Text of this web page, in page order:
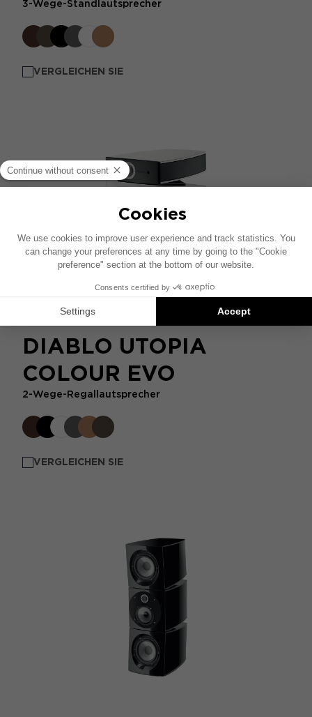
3-Wege-Standlautsprecher
VERGLEICHEN SIE
DIABLO UTOPIA
COLOUR EVO
2-Wege-Regallautsprecher
VERGLEICHEN SIE